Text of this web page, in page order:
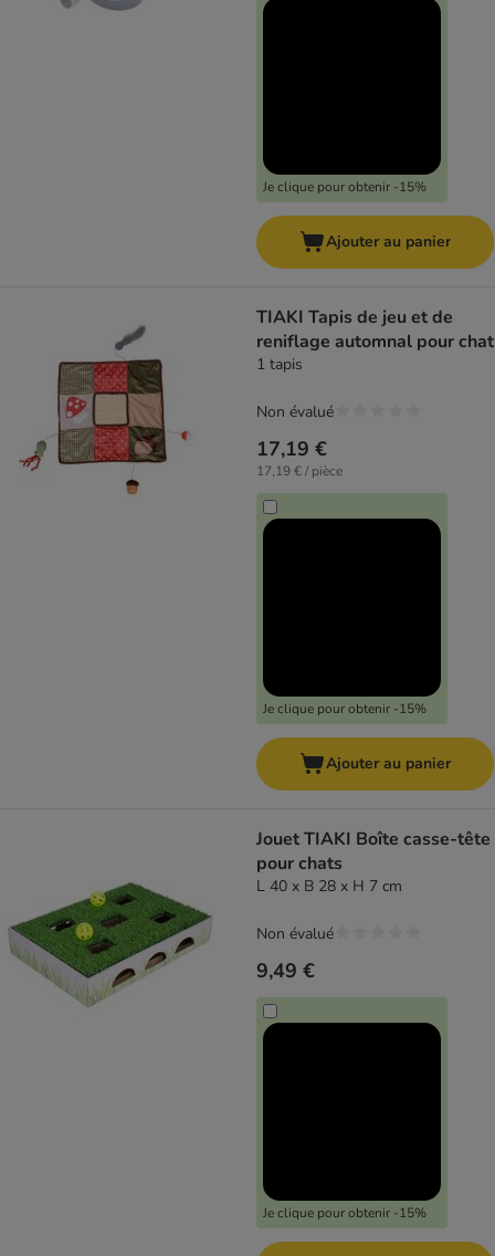
Je clique pour obtenir -15%
Ajouter au panier
TIAKI Tapis de jeu et de
reniflage automnal pour chat
1 tapis
17,19 €
17,19 € / pièce
Je clique pour obtenir -15%
Non évalué
Ajouter au panier
Jouet TIAKI Boîte casse-tête
pour chats
L 40 x B 28 x H 7 cm
9,49 €
Je clique pour obtenir -15%
Non évalué